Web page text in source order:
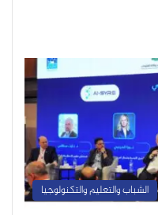
الشباب والتعليم والتكنولوجيا